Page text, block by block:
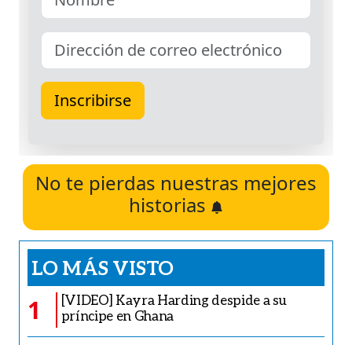
No te pierdas nuestras mejores
historias
LO MÁS VISTO
1
[VIDEO] Kayra Harding despide a su
príncipe en Ghana